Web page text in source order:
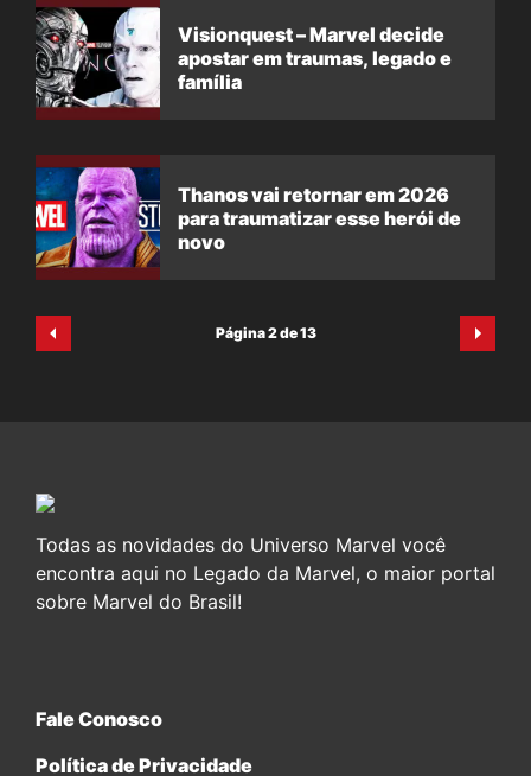
Visionquest – Marvel decide
apostar em traumas, legado e
família
Thanos vai retornar em 2026
para traumatizar esse herói de
novo
Página 2 de 13
Todas as novidades do Universo Marvel você
encontra aqui no Legado da Marvel, o maior portal
sobre Marvel do Brasil!
Fale Conosco
Política de Privacidade